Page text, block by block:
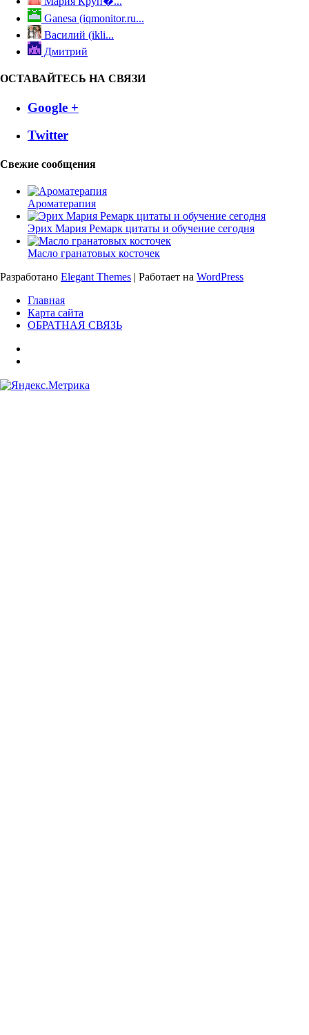
Ganesa (iqmonitor.ru...
Василий (ikli...
Дмитрий
ОСТАВАЙТЕСЬ НА СВЯЗИ
Google +
Twitter
Свежие сообщения
Ароматерапия
Эрих Мария Ремарк цитаты и обучение сегодня
Масло гранатовых косточек
Разработано Elegant Themes | Работает на WordPress
Главная
Карта сайта
ОБРАТНАЯ СВЯЗЬ